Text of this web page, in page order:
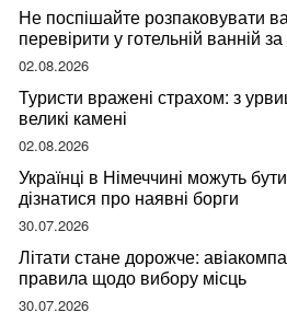
Не поспішайте розпаковувати
перевірити у готельній ванній
мандрівниці
02.08.2026
Туристи вражені страхом: з
великі камені
02.08.2026
Українці в Німеччині можуть
дізнатися про наявні борги
30.07.2026
Літати стане дорожче:
правила щодо вибору місць
30.07.2026